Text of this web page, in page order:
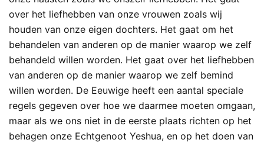
over het liefhebben van onze vrouwen zoals wij
houden van onze eigen dochters. Het gaat om het
behandelen van anderen op de manier waarop we zelf
behandeld willen worden. Het gaat over het liefhebben
van anderen op de manier waarop we zelf bemind
willen worden. De Eeuwige heeft een aantal speciale
regels gegeven over hoe we daarmee moeten omgaan,
maar als we ons niet in de eerste plaats richten op het
behagen onze Echtgenoot Yeshua, en op het doen van